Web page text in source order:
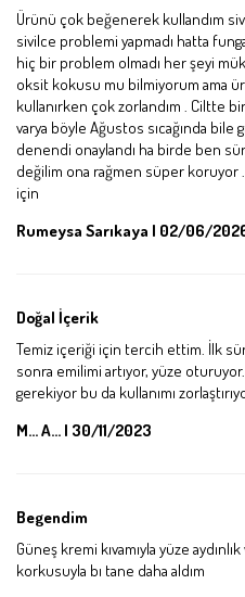
Ürünü çok beğenerek kullandım
sivilce problemi yapmadı hatta
hiç bir problem olmadı her şeyi
oksit kokusu mu bilmiyorum ama
kullanırken çok zorlandım . Ciltte
varya böyle Ağustos sıcağında
denendi onaylandı ha birde ben
değilim ona rağmen süper
için
Rumeysa Sarıkaya | 02/06/
Doğal İçerik
Temiz içeriği için tercih ettim. İlk
sonra emilimi artıyor, yüze oturuyor.
gerekiyor bu da kullanımı
M... A... | 30/11/2023
Begendim
Güneş kremi kıvamıyla yüze
korkusuyla bı tane daha aldım